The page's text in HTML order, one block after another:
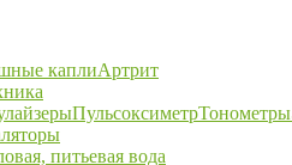
каплиАртрит
ПульсоксиметрТонометры
питьевая вода